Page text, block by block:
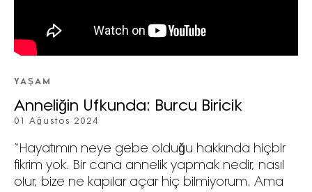
YAŞAM
Anneliğin Ufkunda: Burcu Biricik
01 Ağustos 2024
“Hayatımın neye gebe olduğu hakkında hiçbir
fikrim yok. Bir cana annelik yapmak nedir, nasıl
olur, bize ne kapılar açar hiç bilmiyorum. Ama